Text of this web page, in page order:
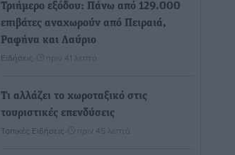
Τριήμερο εξόδου: Πάνω από 129.000
επιβάτες αναχωρούν από Πειραιά,
Ραφήνα και Λαύριο
Ειδήσεις πριν 41 λεπτά
Τι αλλάζει το χωροταξικό στις
τουριστικές επενδύσεις
Τοπικές Ειδήσεις πριν 45 λεπτά